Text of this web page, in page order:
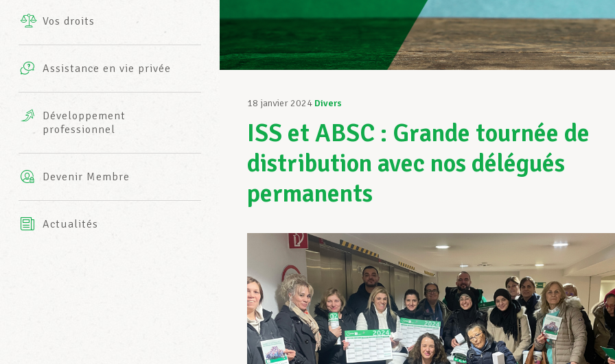
INFO-CENTER
Vos droits
Assistance en vie privée
complémentaires
AXA
Développement
professionnel
Devenir Membre
Actualités
18 janvier 2024 Divers
ISS et ABSC : Grande tournée de
distribution avec nos délégués
permanents